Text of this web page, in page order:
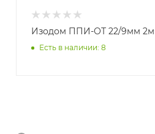
Изодом ППИ-ОТ 22/9мм 2м
Есть в наличии: 8